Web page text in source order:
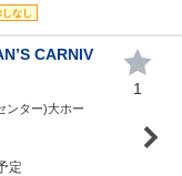
なし
CARNIV
ンター)大ホー
定
1